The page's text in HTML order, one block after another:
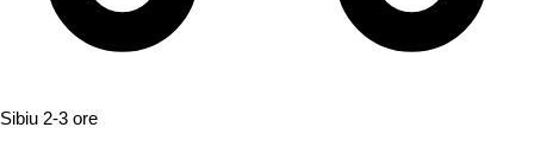
Sibiu 2-3 ore